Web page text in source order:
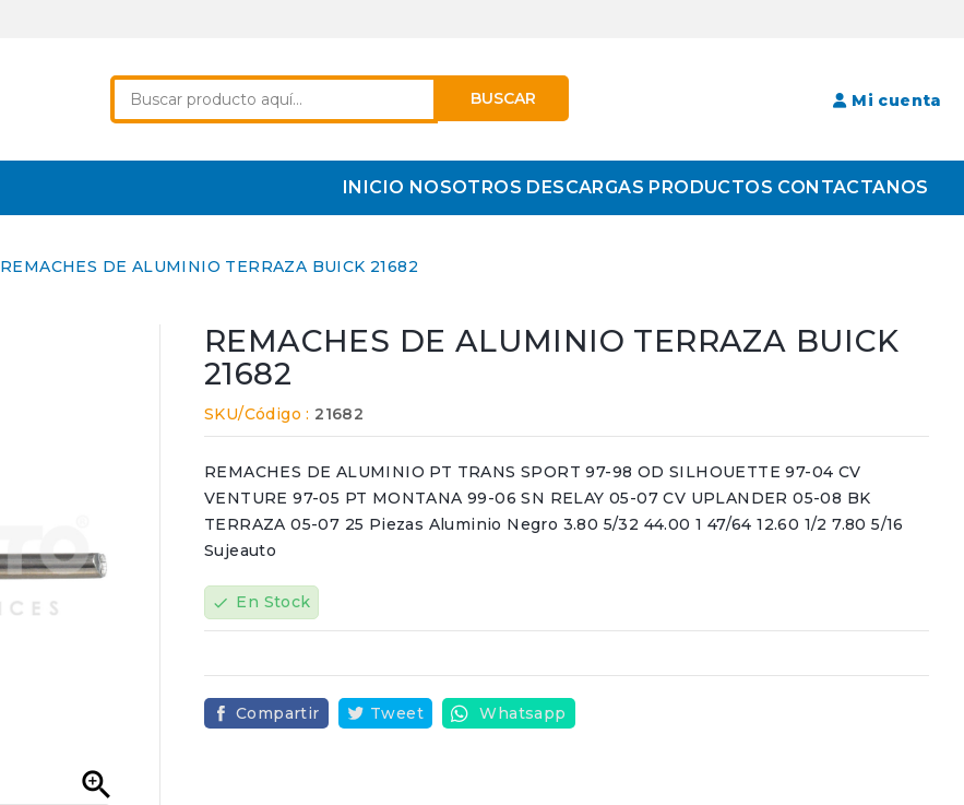
BUSCAR Mi cuenta
INICIO NOSOTROS DESCARGAS PRODUCTOS CONTACTANOS
REMACHES DE ALUMINIO TERRAZA BUICK 21682

REMACHES DE ALUMINIO TERRAZA BUICK
21682
SKU/Código : 21682
REMACHES DE ALUMINIO PT TRANS SPORT 97-98 OD SILHOUETTE 97-04 CV
VENTURE 97-05 PT MONTANA 99-06 SN RELAY 05-07 CV UPLANDER 05-08 BK
TERRAZA 05-07 25 Piezas Aluminio Negro 3.80 5/32 44.00 1 47/64 12.60 1/2 7.80 5/16
Sujeauto
check En Stock
Compartir Tweet Whatsapp